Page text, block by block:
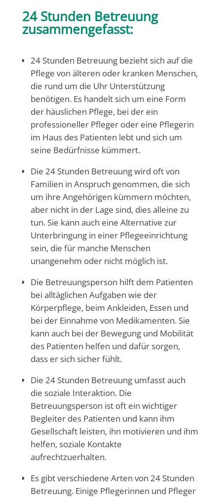
24 Stunden Betreuung
zusammengefasst:
24 Stunden Betreuung bezieht sich auf die
Pflege von älteren oder kranken Menschen,
die rund um die Uhr Unterstützung
benötigen. Es handelt sich um eine Form
der häuslichen Pflege, bei der ein
professioneller Pfleger oder eine Pflegerin
im Haus des Patienten lebt und sich um
seine Bedürfnisse kümmert.
Die 24 Stunden Betreuung wird oft von
Familien in Anspruch genommen, die sich
um ihre Angehörigen kümmern möchten,
aber nicht in der Lage sind, dies alleine zu
tun. Sie kann auch eine Alternative zur
Unterbringung in einer Pflegeeinrichtung
sein, die für manche Menschen
unangenehm oder nicht möglich ist.
Die Betreuungsperson hilft dem Patienten
bei alltäglichen Aufgaben wie der
Körperpflege, beim Ankleiden, Essen und
bei der Einnahme von Medikamenten. Sie
kann auch bei der Bewegung und Mobilität
des Patienten helfen und dafür sorgen,
dass er sich sicher fühlt.
Die 24 Stunden Betreuung umfasst auch
die soziale Interaktion. Die
Betreuungsperson ist oft ein wichtiger
Begleiter des Patienten und kann ihm
Gesellschaft leisten, ihn motivieren und ihm
helfen, soziale Kontakte
aufrechtzuerhalten.
Es gibt verschiedene Arten von 24 Stunden
Betreuung. Einige Pflegerinnen und Pfleger